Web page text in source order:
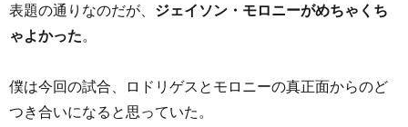
表題の通りなのだが、 ジェイソン・モロニーがめちゃくち
ゃよかった。
僕は今回の試合、ロドリゲスとモロニーの真正面からのど
つき合いになると思っていた。